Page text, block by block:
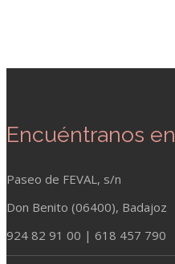
Encuéntranos en
Paseo de FEVAL, s/n
Don Benito (06400), Badajoz
924 82 91 00 | 618 457 790